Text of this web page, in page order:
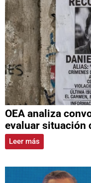
OEA analiza
evaluar situación
Leer más